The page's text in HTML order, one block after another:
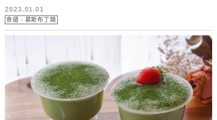
2023.01.01
食譜 - 慕斯布丁類